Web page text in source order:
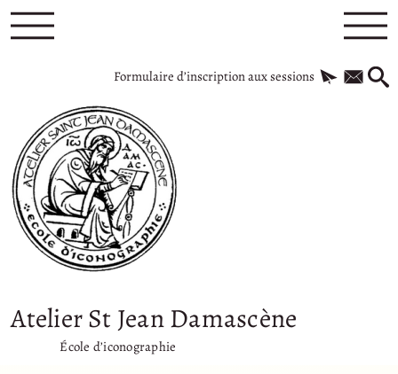
Formulaire d’inscription aux sessions
Atelier St Jean Damascène
École d’iconographie